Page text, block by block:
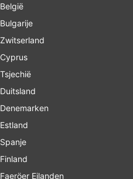
België
Bulgarije
Zwitserland
Cyprus
Tsjechië
Duitsland
Denemarken
Estland
Spanje
Finland
Faeröer Eilanden